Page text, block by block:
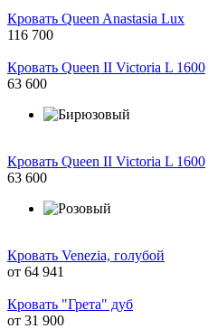
Кровать Queen Anastasia Lux
116 700
Кровать Queen II Victoria L 1600
63 600
Кровать Queen II Victoria L 1600
63 600
Кровать Venezia, голубой
от 64 941
Кровать "Грета" дуб
от 31 900